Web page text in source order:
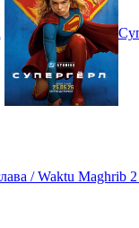
/ Waktu Maghrib